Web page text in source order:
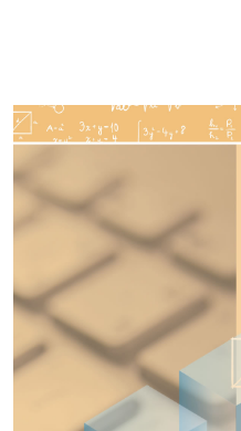
Imagen de portada